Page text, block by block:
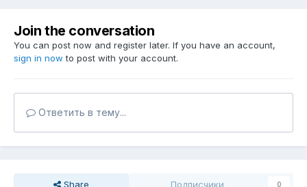
Join the conversation
You can post now and register later. If you have an account,
sign in now to post with your account.
Ответить в тему...
Share Подписчики 0